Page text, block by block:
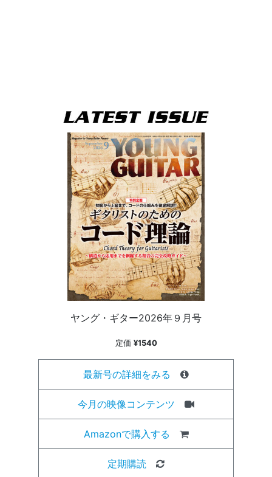
ヤング・ギター2026年９月号
定価 ¥1540
最新号の詳細をみる
今月の映像コンテンツ
Amazonで購入する
定期購読